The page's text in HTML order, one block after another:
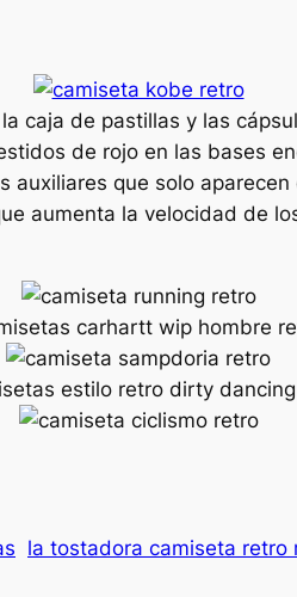
caja de pastillas y las
de rojo en las bases
que solo
aumenta la velocidad de
la tostadora camiseta